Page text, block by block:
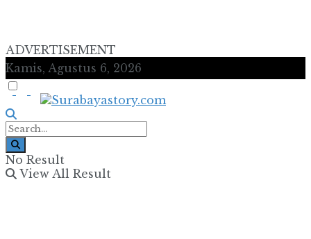
ADVERTISEMENT
Kamis, Agustus 6, 2026
No Result
View All Result